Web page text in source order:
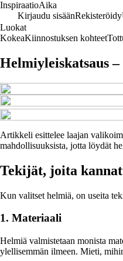
InspiraatioAika
Kirjaudu sisäänRekisteröidy
Luokat
KokeaKiinnostuksen kohteet
Helmiyleiskatsaus
Artikkeli esittelee laajan
mahdollisuuksista, jotta löydät
Tekijät, joita
Kun valitset helmiä, on useita
1. Materiaali
Helmiä valmistetaan monista
ylellisemmän ilmeen. Mieti,